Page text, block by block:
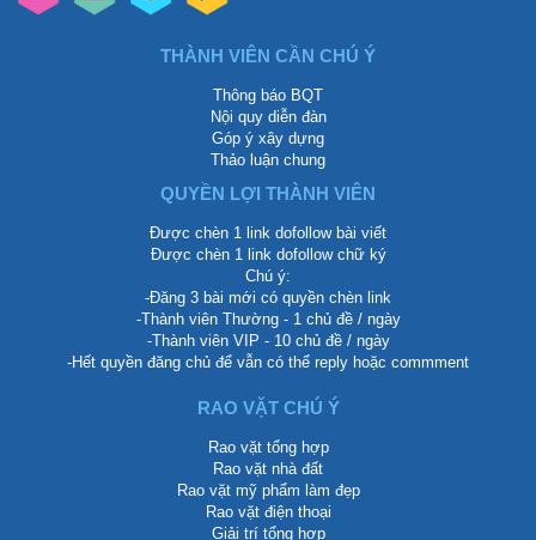
THÀNH VIÊN CẦN CHÚ Ý
Thông báo BQT
Nội quy diễn đàn
Góp ý xây dựng
Thảo luận chung
QUYỀN LỢI THÀNH VIÊN
Được chèn 1 link dofollow bài viết
Được chèn 1 link dofollow chữ ký
Chú ý:
-Đăng 3 bài mới có quyền chèn link
-Thành viên Thường - 1 chủ đề / ngày
-Thành viên VIP - 10 chủ đề / ngày
-Hết quyền đăng chủ để vẫn có thể reply hoặc commment
RAO VẶT CHÚ Ý
Rao vặt tổng hợp
Rao vặt nhà đất
Rao vặt mỹ phẩm làm đẹp
Rao vặt điện thoại
Giải trí tổng hợp